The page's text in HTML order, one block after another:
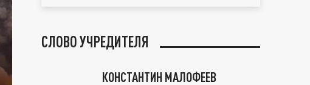
СЛОВО УЧРЕДИТЕЛЯ
КОНСТАНТИН МАЛОФЕЕВ